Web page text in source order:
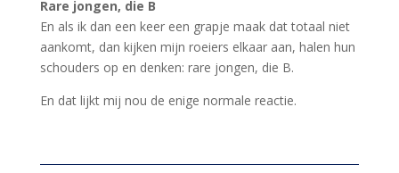
Rare jongen, die B
En als ik dan een keer een grapje maak dat totaal niet
aankomt, dan kijken mijn roeiers elkaar aan, halen hun
schouders op en denken: rare jongen, die B.
En dat lijkt mij nou de enige normale reactie.